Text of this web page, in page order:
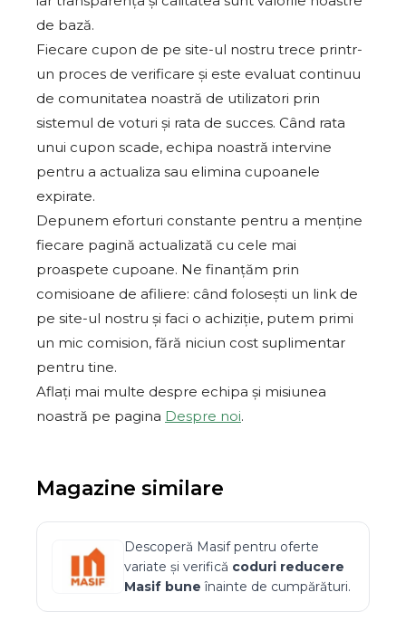
de bază.
Fiecare cupon de pe site-ul nostru trece printr-
un proces de verificare și este evaluat continuu
de comunitatea noastră de utilizatori prin
sistemul de voturi și rata de succes. Când rata
unui cupon scade, echipa noastră intervine
pentru a actualiza sau elimina cupoanele
expirate.
Depunem eforturi constante pentru a menține
fiecare pagină actualizată cu cele mai
proaspete cupoane. Ne finanțăm prin
comisioane de afiliere: când folosești un link de
pe site-ul nostru și faci o achiziție, putem primi
un mic comision, fără niciun cost suplimentar
pentru tine.
Aflați mai multe despre echipa și misiunea
noastră pe pagina Despre noi.
Magazine similare
Descoperă Masifpentru oferte
variate și verifică coduri reducere
Masif bune înainte de cumpărături.